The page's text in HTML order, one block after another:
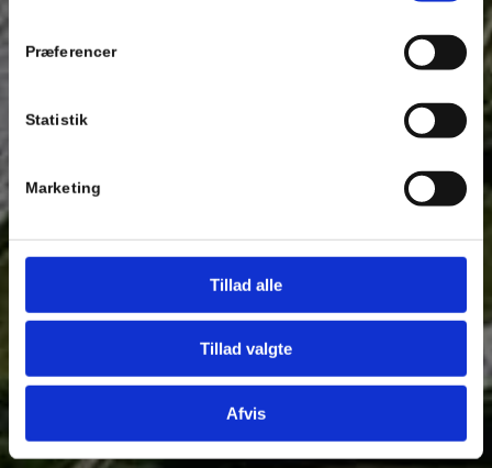
Præferencer
Statistik
Marketing
Tillad alle
Tillad valgte
Afvis